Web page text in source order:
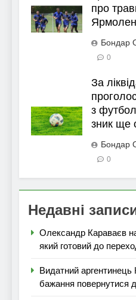
про
Бондар
0
За
з
зник ще
Бондар
0
Недавні
Олександр Караваєв
який готовий до
Видатний
бажання повернутися